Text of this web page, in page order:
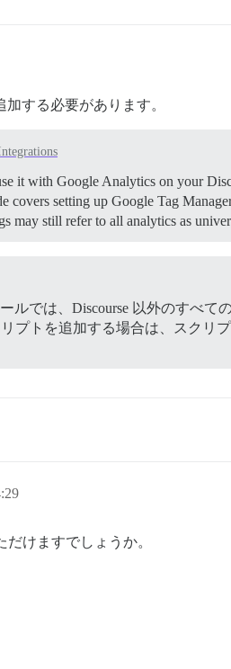
する必要があります。
it with Google Analytics on your
covers setting up Google Tag
may still refer to all analytics as
ルでは、Discourse 以外のすべ
プトを追加する場合は、スクリ
けますでしょうか。